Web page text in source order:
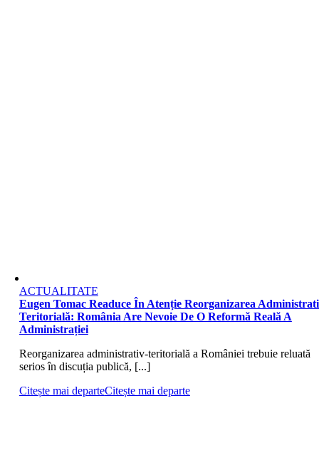
ACTUALITATE
Eugen Tomac Readuce În Atenție Reorganizarea
Teritorială: România Are Nevoie De O Reformă Reală A
Administrației
Reorganizarea administrativ-teritorială a României trebuie reluată
serios în discuția publică, [...]
Citește mai departeCitește mai departe